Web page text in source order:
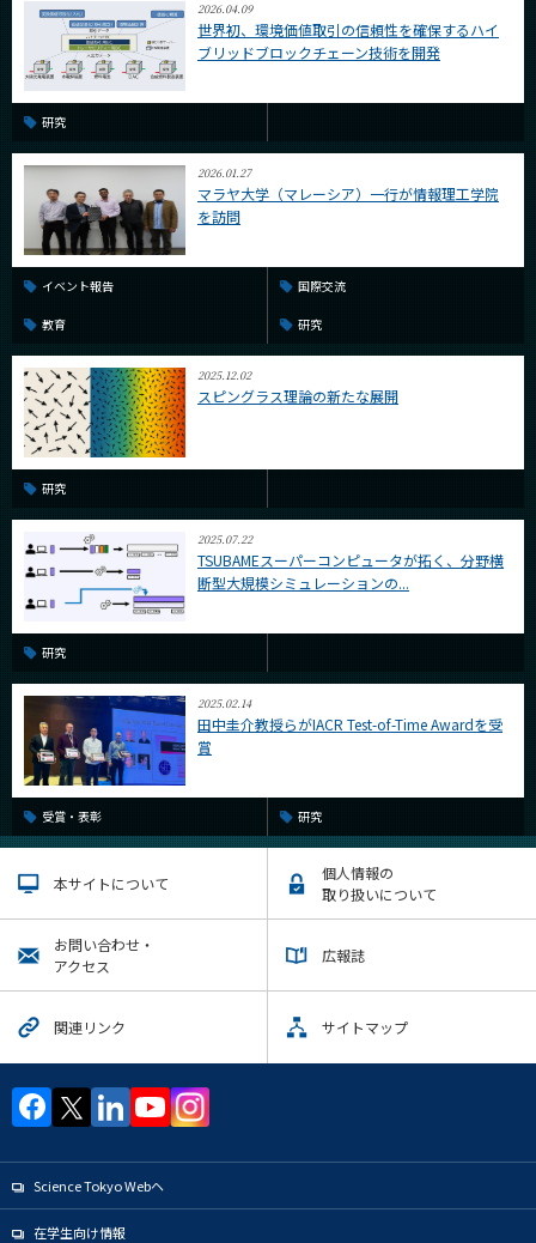
2026.04.09
世界初、環境価値取引の信頼性を確保するハイ
ブリッドブロックチェーン技術を開発
研究
2026.01.27
マラヤ大学（マレーシア）一行が情報理工学院
を訪問
イベント報告 国際交流
教育 研究
2025.12.02
スピングラス理論の新たな展開
研究
2025.07.22
TSUBAMEスーパーコンピュータが拓く、分野横
断型大規模シミュレーションの...
研究
2025.02.14
田中圭介教授らがIACR Test-of-Time Awardを受
賞
受賞・表彰 研究
本サイトについて
個人情報の
取り扱いについて
お問い合わせ・
アクセス
広報誌
関連リンク サイトマップ
Science Tokyo Webヘ
在学生向け情報